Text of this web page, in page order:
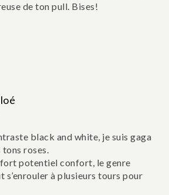
de ton pull. Bises!
black and white, je suis gaga
tons roses.
potentiel confort, le genre
s’enrouler à plusieurs tours pour